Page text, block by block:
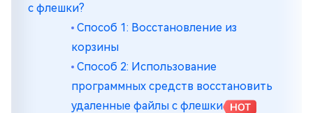
с флешки?
Способ 1: Восстановление из
корзины
Способ 2: Использование
программных средств восстановить
удаленные файлы с флешки